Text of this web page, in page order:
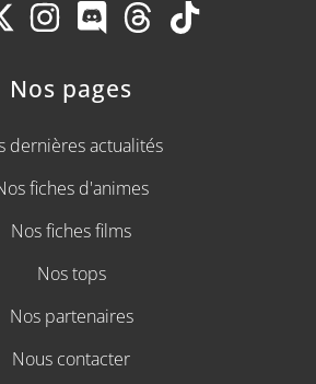
Nos pages
dernières actualités
fiches d'animes
Nos fiches films
Nos tops
Nos partenaires
Nous contacter